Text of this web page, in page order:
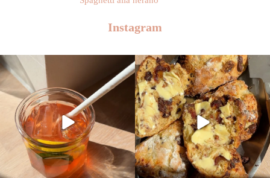
Instagram